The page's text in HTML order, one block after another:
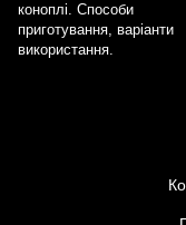
коноплі. Способи
приготування, варіанти
використання.